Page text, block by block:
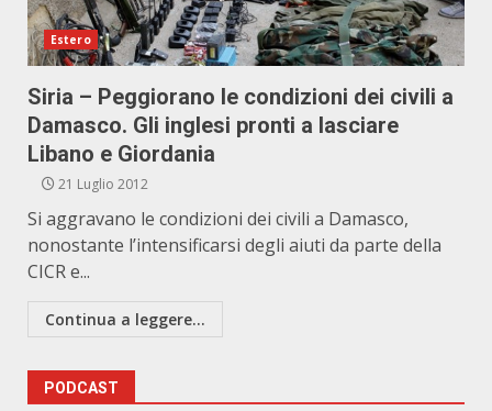
Estero
Siria – Peggiorano le condizioni dei civili a
Damasco. Gli inglesi pronti a lasciare
Libano e Giordania
21 Luglio 2012
Si aggravano le condizioni dei civili a Damasco,
nonostante l’intensificarsi degli aiuti da parte della
CICR e...
Continua a leggere...
PODCAST